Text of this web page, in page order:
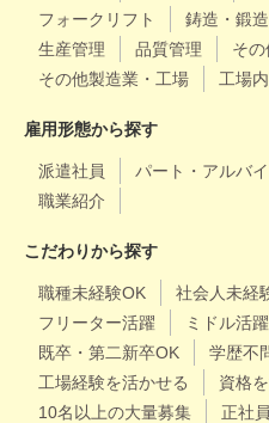
フォークリフト
鋳造・鍛造
生産管理
品質管理
そ
その他製造業・工場
工場
雇用形態から探す
派遣社員 パート・アルバイ
職業紹介
こだわりから探す
職種未経験OK 社会人未経
フリーター活躍
ミドル活躍
既卒・第二新卒OK
学歴不
工場経験を活かせる
資格
10名以上の大量募集
正社